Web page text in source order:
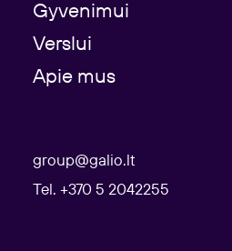
Gyvenimui
Verslui
Apie mus
group@galio.lt
Tel. +370 5 2042255